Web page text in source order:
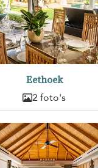
Eethoek
2 foto's